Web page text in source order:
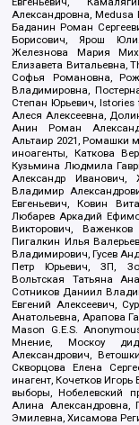
Александровна, Medusa
Баданин Роман
Борисович, Ярош
Железнова Мария
Елизавета Витальевна,
Софья Романовна,
Владимировна,
Степан Юрьевич,
Алеся Алексеевна,
Анин Роман
Альтаир 2021, Ромашки
иноагенты, Каткова
Кузьмина Людмила
Александр
Владимир
Евгеньевич, Ковин
Любарев Аркадий
Викторович,
Пигалкин Илья
Владимирович, Гусев
Петр Юрьевич, ЗП,
Вольтская Татьяна
Сотников Даниил
Евгений Алексеевич,
Анатольевна, Арапова
Mason G.E.S.
Мнение, Москоу
Александрович,
Скворцова Елена
инагент, Кочетков
выборы, Нобелевский
Алина Александровна,
Эмилевна, Хисамова